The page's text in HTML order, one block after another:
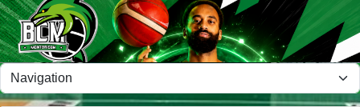
Panneau de gestion des cookies